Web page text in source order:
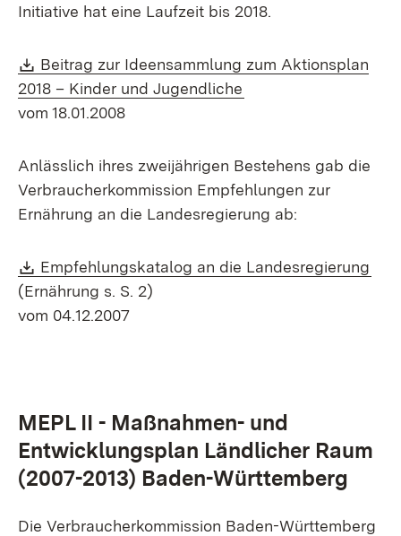
Initiative hat eine Laufzeit bis 2018.
Download:
Beitrag zur Ideensammlung zum Aktionsplan
2018 – Kinder und Jugendliche
vom 18.01.2008
Anlässlich ihres zweijährigen Bestehens gab die
Verbraucherkommission Empfehlungen zur
Ernährung an die Landesregierung ab:
Download:
Empfehlungskatalog an die Landesregierung
(Ernährung s. S. 2)
vom 04.12.2007
MEPL II - Maßnahmen- und
Entwicklungsplan Ländlicher Raum
(2007-2013) Baden-Württemberg
Die Verbraucherkommission Baden-Württemberg